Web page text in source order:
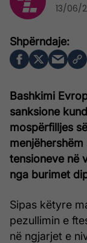
Bashkimi
sanksione
mospërfilljes
tensioneve në
nga burimet
Sipas këtyre
pezullimin e
në ngjarjet e
13/06/